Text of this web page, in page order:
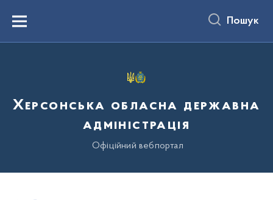
вмістуMenu Пошук
Херсонська обласна державна
адміністрація
Офіційний вебпортал